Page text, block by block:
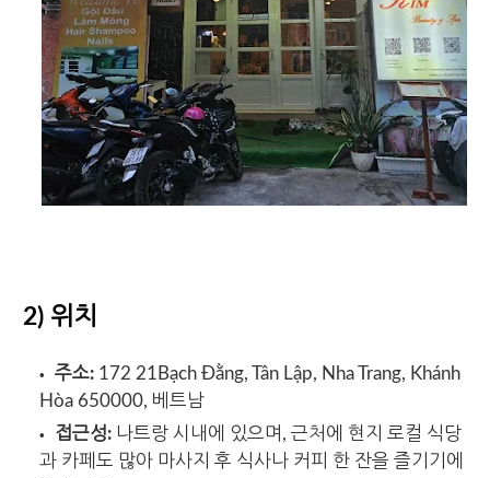
2) 위치
주소: 172 21Bạch Đằng, Tân Lập, Nha Trang, Khánh
Hòa 650000, 베트남
접근성: 나트랑 시내에 있으며, 근처에 현지 로컬 식당
과 카페도 많아 마사지 후 식사나 커피 한 잔을 즐기기에